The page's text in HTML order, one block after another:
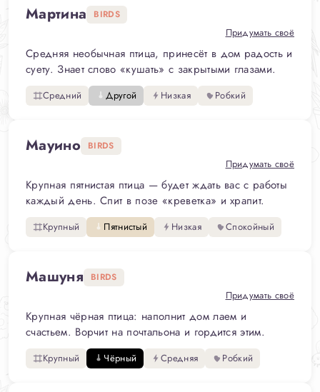
Мартина BIRDS
Придумать своё
Средняя необычная птица, принесёт в дом радость и
суету. Знает слово «кушать» с закрытыми глазами.
Средний Другой Низкая Робкий
Мауино BIRDS
Придумать своё
Крупная пятнистая птица — будет ждать вас с работы
каждый день. Спит в позе «креветка» и храпит.
Крупный Пятнистый Низкая Спокойный
Машуня BIRDS
Придумать своё
Крупная чёрная птица: наполнит дом лаем и
счастьем. Ворчит на почтальона и гордится этим.
Крупный Чёрный Средняя Робкий